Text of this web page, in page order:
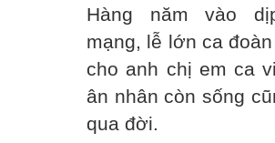
Hàng năm vào
mạng, lễ lớn ca
cho anh chị em ca
ân nhân còn sống
qua đời.